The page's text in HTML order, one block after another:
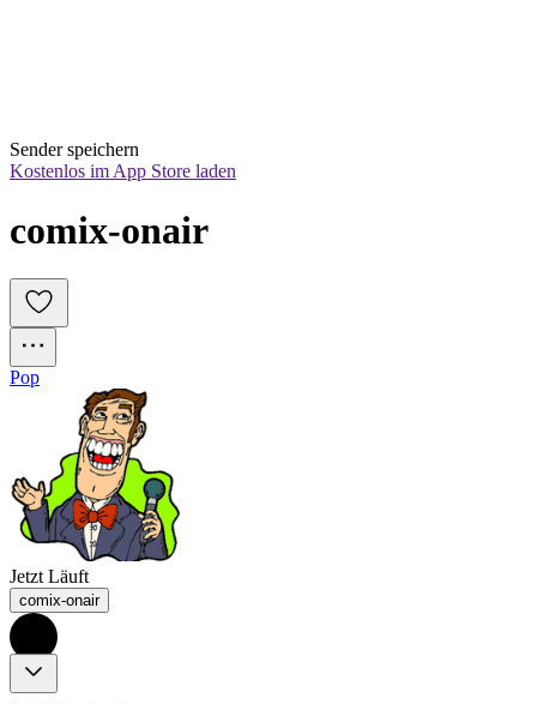
Sender speichern
Kostenlos im App Store laden
comix-onair
Pop
Jetzt Läuft
comix-onair